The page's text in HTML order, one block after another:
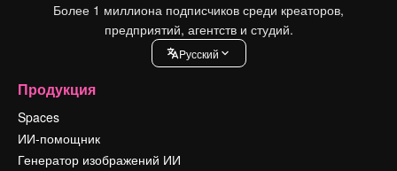
Более 1 миллиона подписчиков среди креаторов,
предприятий, агентств и студий.
Pусский
Продукция
Spaces
ИИ-помощник
Генератор изображений ИИ